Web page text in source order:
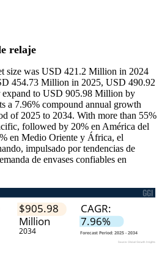
relaje
size was USD 421.2 Million in 2024
454.73 Million in 2025, USD 490.92
to USD 905.98 Million by
a 7.96% compound annual growth
of 2025 to 2034. With more than 55%
followed by 20% en América del
en Medio Oriente y África, el
impulsado por tendencias de
de envases confiables en